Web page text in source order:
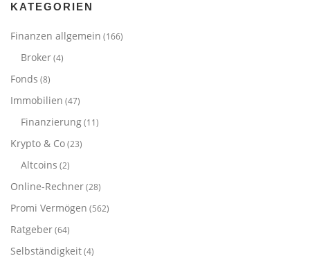
KATEGORIEN
Finanzen allgemein (166)
Broker(4)
Fonds (8)
Immobilien (47)
Finanzierung(11)
Krypto & Co(23)
Altcoins (2)
Online-Rechner(28)
Promi Vermögen (562)
Ratgeber(64)
Selbständigkeit(4)